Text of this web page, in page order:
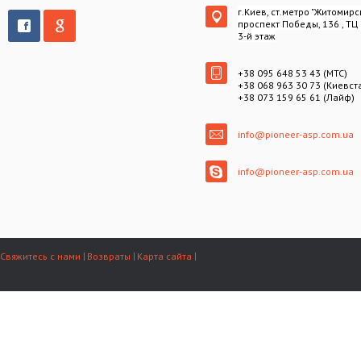
г.Киев, ст.метро
проспект Победы, 136 , ТЦ
3-й этаж
+38 095 648 53 43 (МТС)
+38 068 963 30 73
+38 073 159 65 61 (Лайф)
info@pioneer-asp.com.ua
info@pioneer-asp.com.ua
Свяжитесь с нами Возвраты Карта сайта